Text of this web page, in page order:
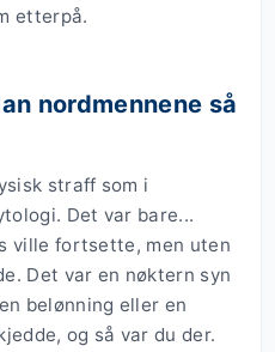
etterpå.
nordmennene så
straff som i
Det var bare...
ville fortsette, men uten
Det var en nøktern syn
belønning eller en
og så var du der.